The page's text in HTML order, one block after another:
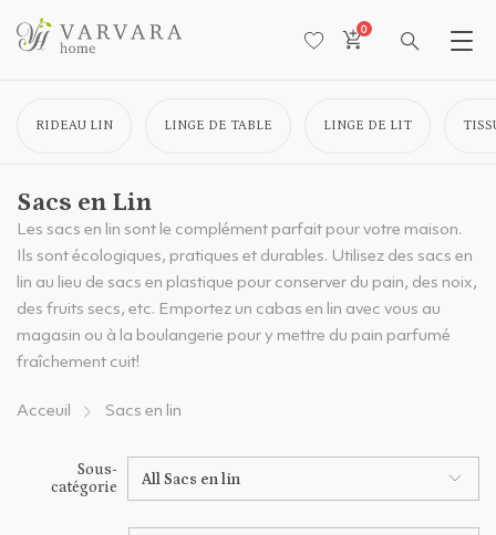
0
RIDEAU LIN LINGE DE TABLE LINGE DE LIT
Sacs en Lin
Les sacs en lin sont le complément parfait pour votre maison.
Ils sont écologiques, pratiques et durables. Utilisez des sacs en
lin au lieu de sacs en plastique pour conserver du pain, des noix,
des fruits secs, etc. Emportez un cabas en lin avec vous au
magasin ou à la boulangerie pour y mettre du pain parfumé
fraîchement cuit!
Acceuil Sacs en lin
Sous-
catégorie
All Sacs en lin